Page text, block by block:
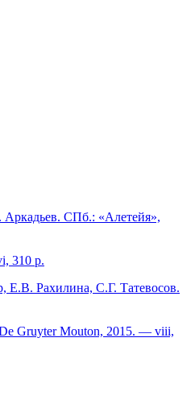
СПб.: «Алетейя»,
310 p.
Рахилина, С.Г. Татевосов.
Gruyter Mouton, 2015. — viii,